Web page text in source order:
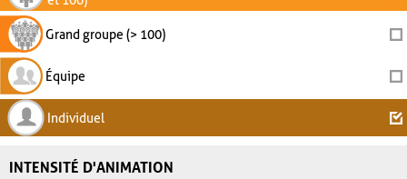
Grand groupe (> 100)
Équipe
Individuel
INTENSITÉ D'ANIMATION